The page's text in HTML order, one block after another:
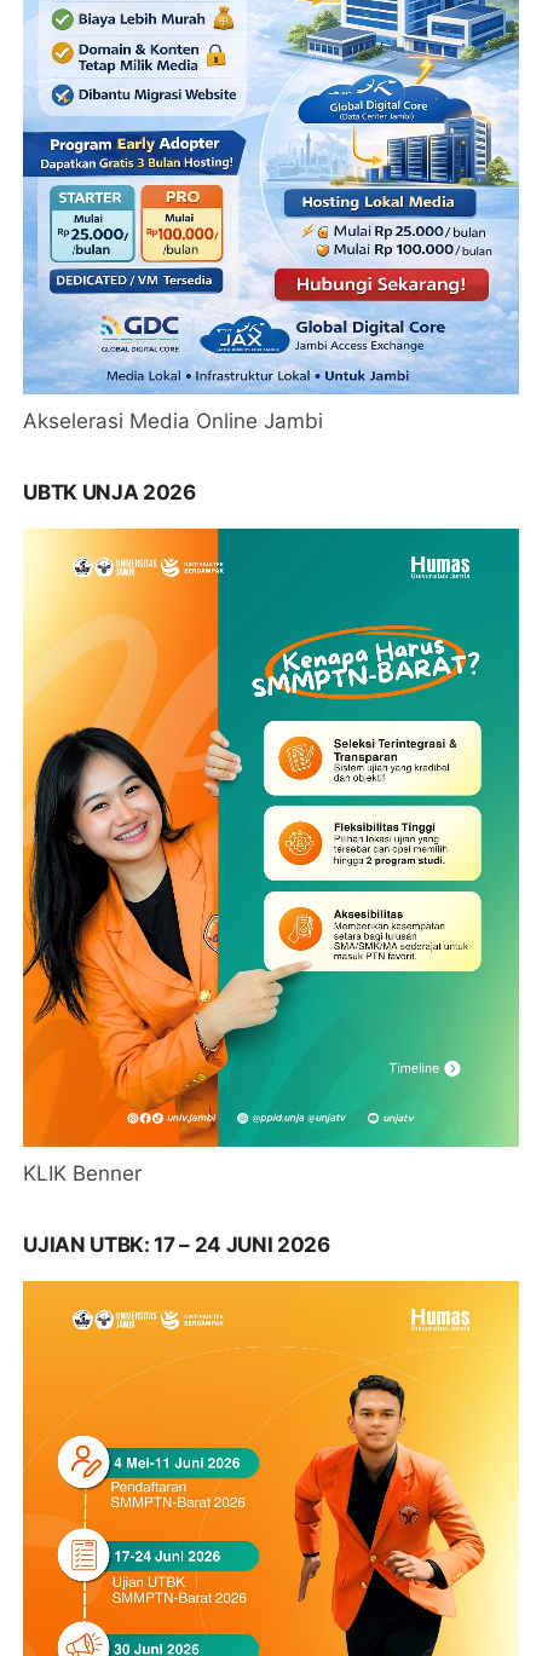
Akselerasi Media Online Jambi
UBTK UNJA 2026
KLIK Benner
UJIAN UTBK: 17 – 24 JUNI 2026